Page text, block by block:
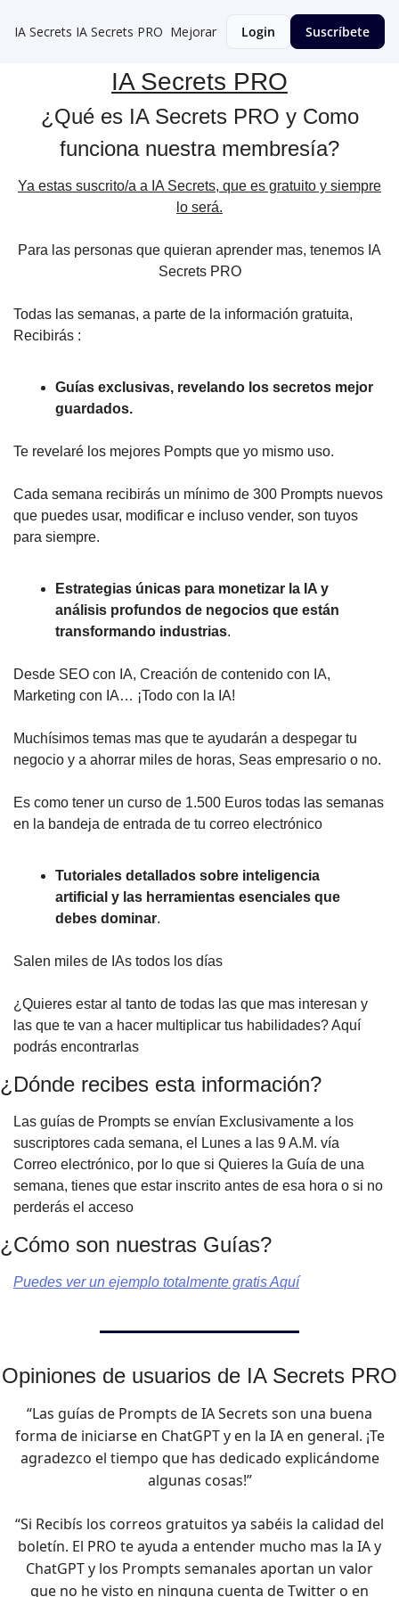
IA Secrets IA Secrets PRO Mejorar Login Suscríbete
IA Secrets PRO
¿Qué es IA Secrets PRO y Como
funciona nuestra membresía?
Ya estas suscrito/a a IA Secrets, que es gratuito y siempre
lo será.
Para las personas que quieran aprender mas, tenemos IA
Secrets PRO
Todas las semanas, a parte de la información gratuita,
Recibirás :
Guías exclusivas, revelando los secretos mejor
guardados.
Te revelaré los mejores Pompts que yo mismo uso.
Cada semana recibirás un mínimo de 300 Prompts nuevos
que puedes usar, modificar e incluso vender, son tuyos
para siempre.
Estrategias únicas para monetizar la IA y
análisis profundos de negocios que están
transformando industrias.
Desde SEO con IA, Creación de contenido con IA,
Marketing con IA… ¡Todo con la IA!
Muchísimos temas mas que te ayudarán a despegar tu
negocio y a ahorrar miles de horas, Seas empresario o no.
Es como tener un curso de 1.500 Euros todas las semanas
en la bandeja de entrada de tu correo electrónico
Tutoriales detallados sobre inteligencia
artificial y las herramientas esenciales que
debes dominar.
Salen miles de IAs todos los días
¿Quieres estar al tanto de todas las que mas interesan y
las que te van a hacer multiplicar tus habilidades? Aquí
podrás encontrarlas
¿Dónde recibes esta información?
Las guías de Prompts se envían Exclusivamente a los
suscriptores cada semana, el Lunes a las 9 A.M. vía
Correo electrónico, por lo que si Quieres la Guía de una
semana, tienes que estar inscrito antes de esa hora o si no
perderás el acceso
¿Cómo son nuestras Guías?
Puedes ver un ejemplo totalmente gratis Aquí
Opiniones de usuarios de IA Secrets PRO
“Las guías de Prompts de IA Secrets son una buena
forma de iniciarse en ChatGPT y en la IA en general. ¡Te
agradezco el tiempo que has dedicado explicándome
algunas cosas!”
“Si Recibís los correos gratuitos ya sabéis la calidad del
boletín. El PRO te ayuda a entender mucho mas la IA y
ChatGPT y los Prompts semanales aportan un valor
que no he visto en ninguna cuenta de Twitter o en